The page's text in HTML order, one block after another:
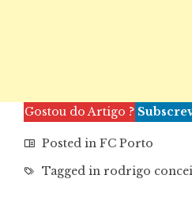
Gostou do Artigo ?
Posted in FC Porto
Tagged in rodrigo